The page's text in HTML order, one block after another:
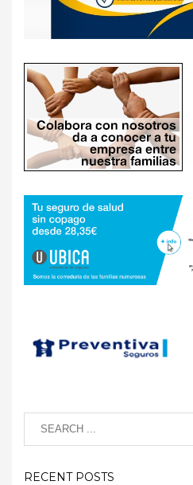
RECENT POSTS